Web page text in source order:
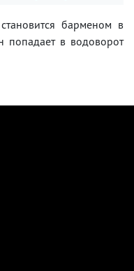
барменом в
попадает в водоворот